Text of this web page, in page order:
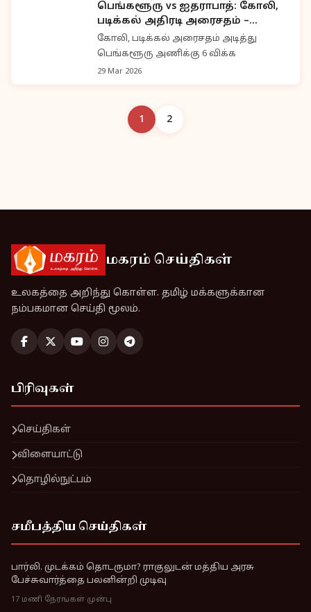
பெங்களூரு vs ஐதராபாத்: கோலி,
படிக்கல் அதிரடி அரைசதம் –
பெங்களூரு வெற்றி
கோலி, படிக்கல் அரைசதம் அடித்து
பெங்களூரு அணிக்கு 6 விக்க
29 Mar 2026
1 2
மகரம் செய்திகள்
உலகத்தை அறிந்து கொள்ள. தமிழ் மக்களுக்கான
நம்பகமான செய்தி மூலம்.
பிரிவுகள்
செய்திகள்
விளையாட்டு
தொழில்நுட்பம்
சமீபத்திய செய்திகள்
பார்லி. முடக்கம் தொடருமா? ராகுலுடன் மத்திய அரசு
பேச்சுவார்த்தை பலனின்றி முடிவு
17 மணி நேரங்கள் முன்பு